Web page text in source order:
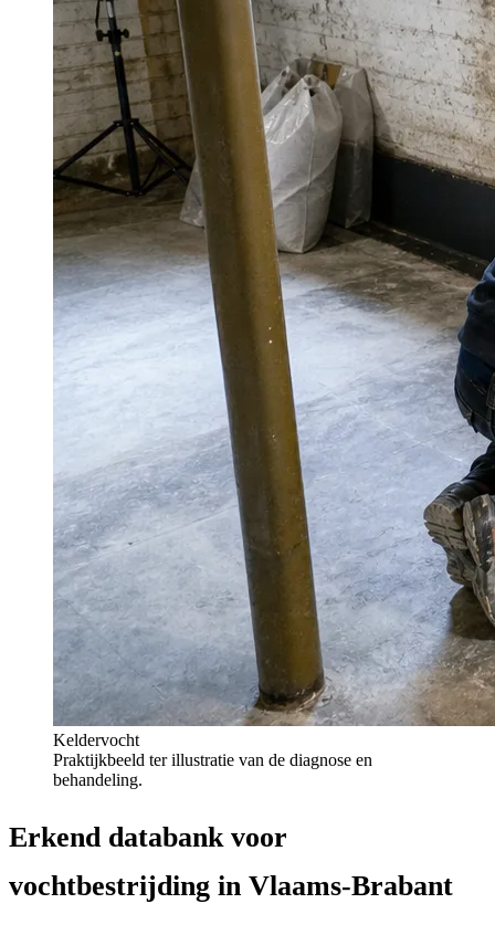
Keldervocht
Praktijkbeeld ter illustratie van de diagnose en
behandeling.
Erkend databank voor
vochtbestrijding in Vlaams-Brabant